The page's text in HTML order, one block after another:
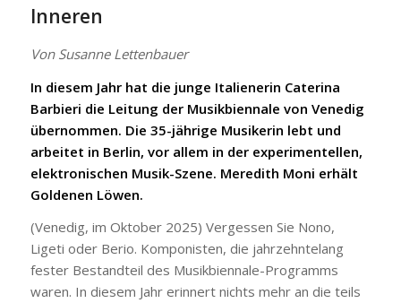
Inneren
Von Susanne Lettenbauer
In diesem Jahr hat die junge Italienerin Caterina
Barbieri die Leitung der Musikbiennale von Venedig
übernommen. Die 35-jährige Musikerin lebt und
arbeitet in Berlin, vor allem in der experimentellen,
elektronischen Musik-Szene. Meredith Moni erhält
Goldenen Löwen.
(Venedig, im Oktober 2025) Vergessen Sie Nono,
Ligeti oder Berio. Komponisten, die jahrzehntelang
fester Bestandteil des Musikbiennale-Programms
waren. In diesem Jahr erinnert nichts mehr an die teils